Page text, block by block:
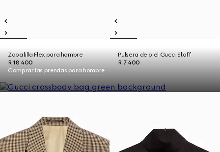
Zapatilla Flex para hombre
R 18 400
Pulsera de piel Gucci Staff
R 7 400
Comprar las prendas para hombre